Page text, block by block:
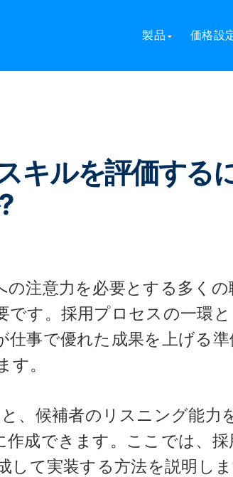
製品 価格設
キルを評価する
注意力を必要とする多くの
です。採用プロセスの一環
事で優れた成果を上げる
。
、候補者のリスニング能力
成できます。ここでは、採
して実装する方法を説明し